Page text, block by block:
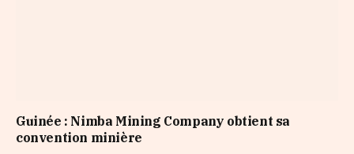
Guinée : Nimba Mining Company obtient sa
convention minière